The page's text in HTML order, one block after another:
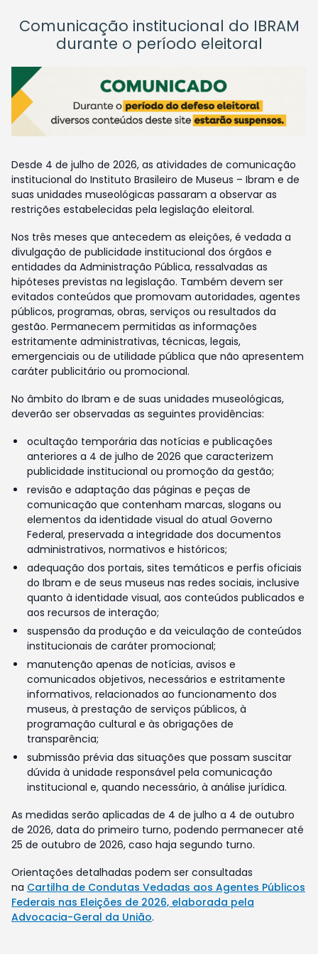
Comunicação institucional do IBRAM
durante o período eleitoral
Desde 4 de julho de 2026, as atividades de comunicação
institucional do Instituto Brasileiro de Museus – Ibram e de
suas unidades museológicas passaram a observar as
restrições estabelecidas pela legislação eleitoral.
Nos três meses que antecedem as eleições, é vedada a
divulgação de publicidade institucional dos órgãos e
entidades da Administração Pública, ressalvadas as
hipóteses previstas na legislação. Também devem ser
evitados conteúdos que promovam autoridades, agentes
públicos, programas, obras, serviços ou resultados da
gestão. Permanecem permitidas as informações
estritamente administrativas, técnicas, legais,
emergenciais ou de utilidade pública que não apresentem
caráter publicitário ou promocional.
No âmbito do Ibram e de suas unidades museológicas,
deverão ser observadas as seguintes providências:
ocultação temporária das notícias e publicações
anteriores a 4 de julho de 2026 que caracterizem
publicidade institucional ou promoção da gestão;
revisão e adaptação das páginas e peças de
comunicação que contenham marcas, slogans ou
elementos da identidade visual do atual Governo
Federal, preservada a integridade dos documentos
administrativos, normativos e históricos;
adequação dos portais, sites temáticos e perfis oficiais
do Ibram e de seus museus nas redes sociais, inclusive
quanto à identidade visual, aos conteúdos publicados e
aos recursos de interação;
suspensão da produção e da veiculação de conteúdos
institucionais de caráter promocional;
manutenção apenas de notícias, avisos e
comunicados objetivos, necessários e estritamente
informativos, relacionados ao funcionamento dos
museus, à prestação de serviços públicos, à
programação cultural e às obrigações de
transparência;
submissão prévia das situações que possam suscitar
dúvida à unidade responsável pela comunicação
institucional e, quando necessário, à análise jurídica.
As medidas serão aplicadas de 4 de julho a 4 de outubro
de 2026, data do primeiro turno, podendo permanecer até
25 de outubro de 2026, caso haja segundo turno.
Orientações detalhadas podem ser consultadas
na Cartilha de Condutas Vedadas aos Agentes Públicos
Federais nas Eleições de 2026, elaborada pela
Advocacia-Geral da União.